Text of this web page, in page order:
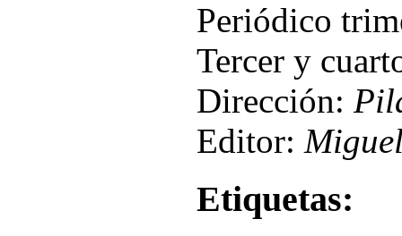
Periódico
Tercer y
Dirección:
Editor:
Etiquetas: